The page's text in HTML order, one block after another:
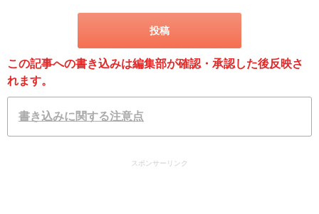
この記事への書き込みは編集部が確認・承認した後反映さ
れます。
書き込みに関する注意点
スポンサーリンク